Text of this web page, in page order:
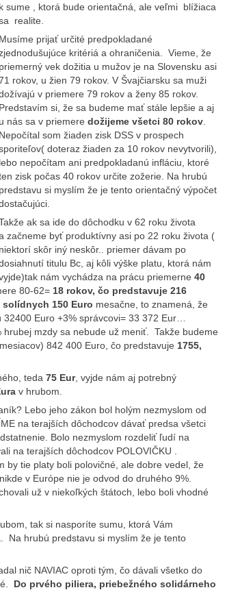
k sume , ktorá bude orientačná, ale veľmi blížiaca
realite.
Musíme prijať určité predpokladané
kritériá a ohraničenia. Vieme, že
priemerný vek dožitia u mužov je na Slovensku asi
rokov, u žien 79 rokov. V Švajčiarsku sa muži
v priemere 79 rokov a ženy 85 rokov.
Predstavím si, že sa budeme mať stále lepšie a aj
u nás sa v priemere dožijeme všetci 80 rokov
Nepočítal som žiaden zisk DSS v prospech
doteraz žiaden za 10 rokov nevytvorili),
lebo nepočítam ani predpokladanú infláciu, ktoré
zisk počas 40 rokov určite zožerie. Na hrubú
predstavu si myslím že je tento orientačný výpočet
ak sa ide do dôchodku v 62 roku života
začneme byť produktívny asi po 22 roku života (
niektorí skôr iný neskôr.. priemer dávam po
titulu Bc, aj kôli výške platu, ktorá nám
nám vychádza na prácu priemerne 40
80-62= 18 rokov, čo predstavuje 216
150 Euro mesačne, to znamená, že
Euro +3% správcovi= 33 372 Eur…
mzdy sa nebude už meniť. Takže budeme
842 400 Euro, čo predstavuje 1755,
teda 75 Eur, vyjde nám aj potrebný
v hrubom.
Lebo jeho zákon bol holým nezmyslom od
na terajších dôchodcov dávať predsa všetci
Bolo nezmyslom rozdeliť ľudí na
na terajších dôchodcov POLOVIČKU .
by tie platy boli polovičné, ale dobre vedel, že
v Európe nie je odvod do druhého 9%.
už v niekoľkých štátoch, lebo boli vhodné
tak si nasporíte sumu, ktorá Vám
Na hrubú predstavu si myslím že je tento
nič NAVIAC oproti tým, čo dávali všetko do
Do prvého piliera, priebežného solidárneho